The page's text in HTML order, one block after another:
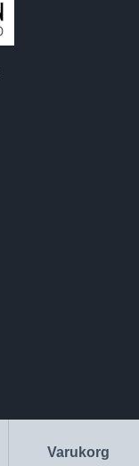
Varukorg